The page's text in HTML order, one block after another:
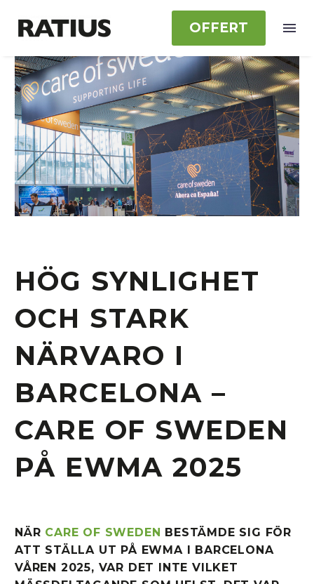
OFFERT
HÖG SYNLIGHET
OCH STARK
NÄRVARO I
BARCELONA –
CARE OF SWEDEN
PÅ EWMA 2025
NÄR CARE OF SWEDEN BESTÄMDE SIG FÖR
ATT STÄLLA UT PÅ EWMA I BARCELONA
VÅREN 2025, VAR DET INTE VILKET